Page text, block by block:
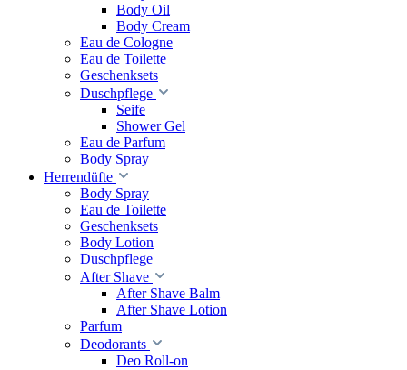
Body Oil
Body Cream
Eau de Cologne
Eau de Toilette
Geschenksets
Duschpflege
Seife
Shower Gel
Eau de Parfum
Body Spray
Herrendüfte
Body Spray
Eau de Toilette
Geschenksets
Body Lotion
Duschpflege
After Shave
After Shave Balm
After Shave Lotion
Parfum
Deodorants
Deo Roll-on